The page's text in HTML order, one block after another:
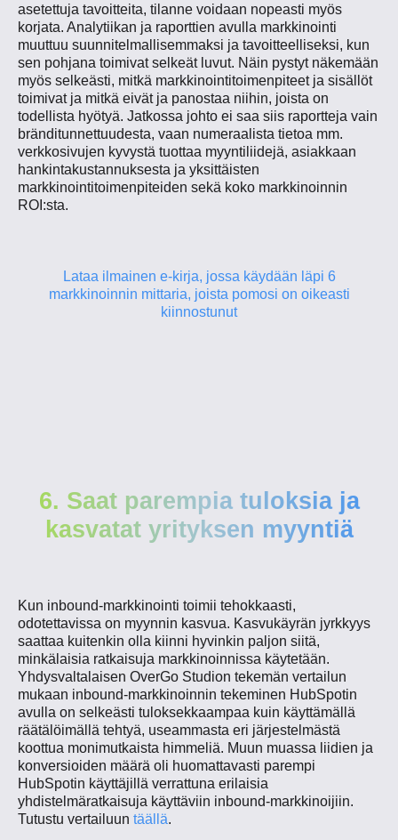
asetettuja tavoitteita, tilanne voidaan nopeasti myös
korjata. Analytiikan ja raporttien avulla markkinointi
muuttuu suunnitelmallisemmaksi ja tavoitteelliseksi, kun
sen pohjana toimivat selkeät luvut. Näin pystyt näkemään
myös selkeästi, mitkä markkinointitoimenpiteet ja sisällöt
toimivat ja mitkä eivät ja panostaa niihin, joista on
todellista hyötyä. Jatkossa johto ei saa siis raportteja vain
bränditunnettuudesta, vaan numeraalista tietoa mm.
verkkosivujen kyvystä tuottaa myyntiliidejä, asiakkaan
hankintakustannuksesta ja yksittäisten
markkinointitoimenpiteiden sekä koko markkinoinnin
ROI:sta.
Lataa ilmainen e-kirja, jossa käydään läpi 6
markkinoinnin mittaria, joista pomosi on oikeasti
kiinnostunut
6. Saat parempia tuloksia ja
kasvatat yrityksen myyntiä
Kun inbound-markkinointi toimii tehokkaasti,
odotettavissa on myynnin kasvua. Kasvukäyrän jyrkkyys
saattaa kuitenkin olla kiinni hyvinkin paljon siitä,
minkälaisia ratkaisuja markkinoinnissa käytetään.
Yhdysvaltalaisen OverGo Studion tekemän vertailun
mukaan inbound-markkinoinnin tekeminen HubSpotin
avulla on selkeästi tuloksekkaampaa kuin käyttämällä
räätälöimällä tehtyä, useammasta eri järjestelmästä
koottua monimutkaista himmeliä. Muun muassa liidien ja
konversioiden määrä oli huomattavasti parempi
HubSpotin käyttäjillä verrattuna erilaisia
yhdistelmäratkaisuja käyttäviin inbound-markkinoijiin.
Tutustu vertailuun täällä.